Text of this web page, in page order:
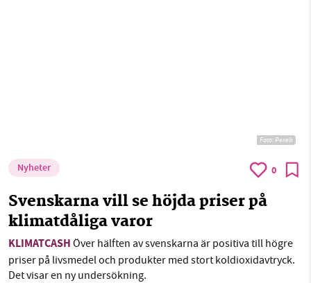
Foto: Pexels
Nyheter 0
Svenskarna vill se höjda priser på
klimatdåliga varor
KLIMATCASH Över hälften av svenskarna är positiva till högre
priser på livsmedel och produkter med stort koldioxidavtryck.
Det visar en ny undersökning.